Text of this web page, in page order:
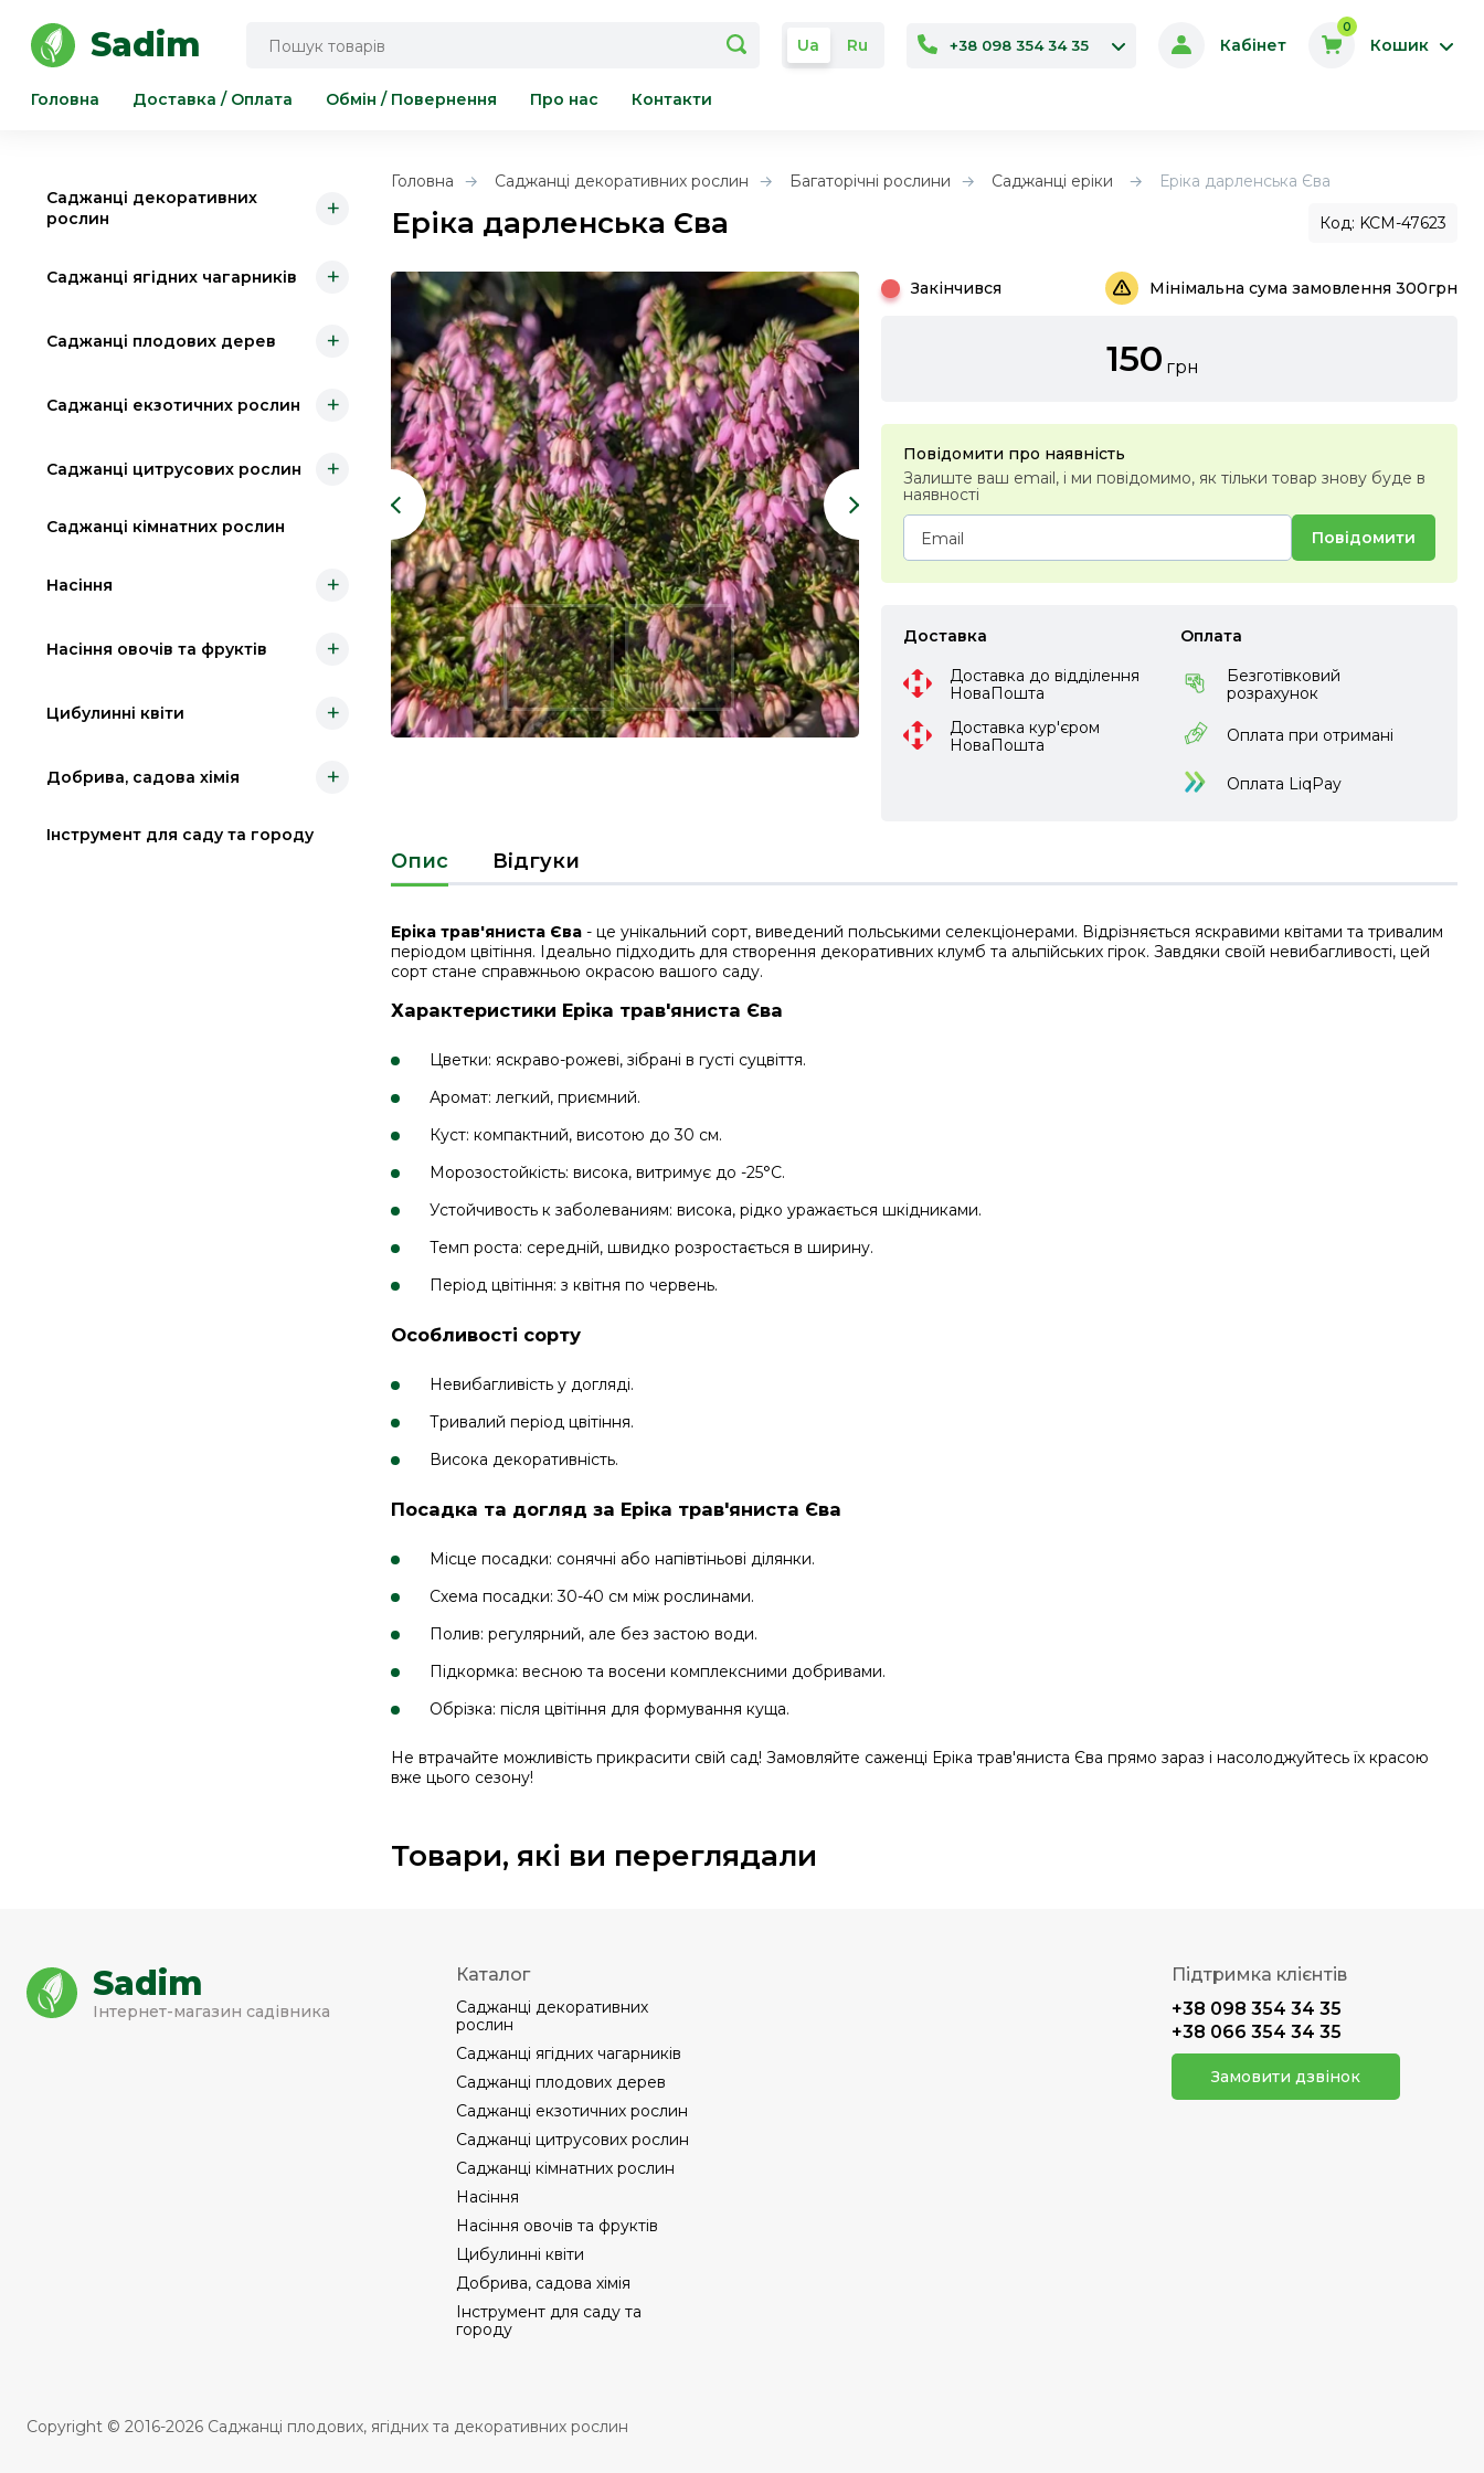
Sadim Ua Ru +38 098 354 34 35 Кабінет
0
Кошик
Головна Доставка / Оплата Обмін / Повернення Про нас Контакти
Саджанці декоративних
рослин
+
Саджанці ягідних чагарників +
Саджанці плодових дерев +
Саджанці екзотичних рослин +
Саджанці цитрусових рослин +
Саджанці кімнатних рослин
Насіння +
Насіння овочів та фруктів +
Цибулинні квіти +
Добрива, садова хімія +
Інструмент для саду та городу
Головна Саджанці декоративних рослин Багаторічні рослини Саджанці еріки Еріка дарленська Єва
Еріка дарленська Єва Код: KCM-47623
Закінчився Мінімальна сума замовлення 300грн
150 грн
Повідомити про наявність
Залиште ваш email, і ми повідомимо, як тільки товар знову буде в
наявності
Повідомити
Доставка
Доставка до відділення
НоваПошта
Доставка кур'єром
НоваПошта
Оплата
Безготівковий
розрахунок
Оплата при отримані
Оплата LiqPay
Опис Відгуки
Еріка трав'яниста Єва - це унікальний сорт, виведений польськими селекціонерами. Відрізняється яскравими квітами та тривалим
періодом цвітіння. Ідеально підходить для створення декоративних клумб та альпійських гірок. Завдяки своїй невибагливості, цей
сорт стане справжньою окрасою вашого саду.
Характеристики Еріка трав'яниста Єва
Цветки: яскраво-рожеві, зібрані в густі суцвіття.
Аромат: легкий, приємний.
Куст: компактний, висотою до 30 см.
Морозостойкість: висока, витримує до -25°C.
Устойчивость к заболеваниям: висока, рідко уражається шкідниками.
Темп роста: середній, швидко розростається в ширину.
Період цвітіння: з квітня по червень.
Особливості сорту
Невибагливість у догляді.
Тривалий період цвітіння.
Висока декоративність.
Посадка та догляд за Еріка трав'яниста Єва
Місце посадки: сонячні або напівтіньові ділянки.
Схема посадки: 30-40 см між рослинами.
Полив: регулярний, але без застою води.
Підкормка: весною та восени комплексними добривами.
Обрізка: після цвітіння для формування куща.
Не втрачайте можливість прикрасити свій сад! Замовляйте саженці Еріка трав'яниста Єва прямо зараз і насолоджуйтесь їх красою
вже цього сезону!
Товари, які ви переглядали
Sadim
Інтернет-магазин садівника
Підтримка клієнтів
+38 098 354 34 35
+38 066 354 34 35
Замовити дзвінок
Каталог
Саджанці декоративних
рослин
Саджанці ягідних чагарників
Саджанці плодових дерев
Саджанці екзотичних рослин
Саджанці цитрусових рослин
Саджанці кімнатних рослин
Насіння
Насіння овочів та фруктів
Цибулинні квіти
Добрива, садова хімія
Інструмент для саду та
городу
Copyright © 2016-2026 Саджанці плодових, ягідних та декоративних рослин